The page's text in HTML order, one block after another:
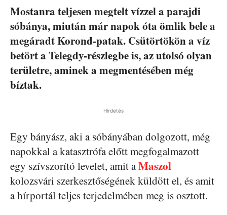
Mostanra teljesen megtelt vízzel a parajdi
sóbánya, miután már napok óta ömlik bele a
megáradt Korond-patak. Csütörtökön a víz
betört a Telegdy-részlegbe is, az utolsó olyan
területre, aminek a megmentésében még
bíztak.
Hirdetés
Egy bányász, aki a sóbányában dolgozott, még
napokkal a katasztrófa előtt megfogalmazott
egy szívszorító levelet, amit aMaszol
kolozsvári szerkesztőségének küldött el, és amit
a hírportál teljes terjedelmében meg is osztott.